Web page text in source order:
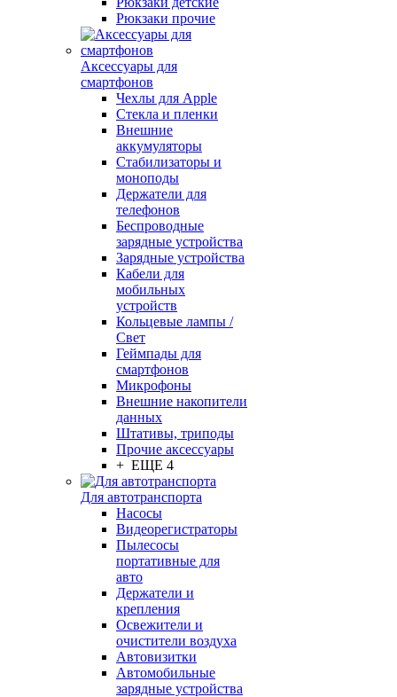
Рюкзаки прочие
Аксессуары для
смартфонов
Чехлы для Apple
Стекла и пленки
Внешние
аккумуляторы
Стабилизаторы и
моноподы
Держатели для
телефонов
Беспроводные
зарядные устройства
Зарядные устройства
Кабели для
мобильных
устройств
Кольцевые лампы /
Свет
Геймпады для
смартфонов
Микрофоны
Внешние накопители
данных
Штативы, триподы
Прочие аксессуары
+ ЕЩЕ 4
Для автотранспорта
Насосы
Видеорегистраторы
Пылесосы
портативные для
авто
Держатели и
крепления
Освежители и
очистители воздуха
Автовизитки
Автомобильные
зарядные устройства